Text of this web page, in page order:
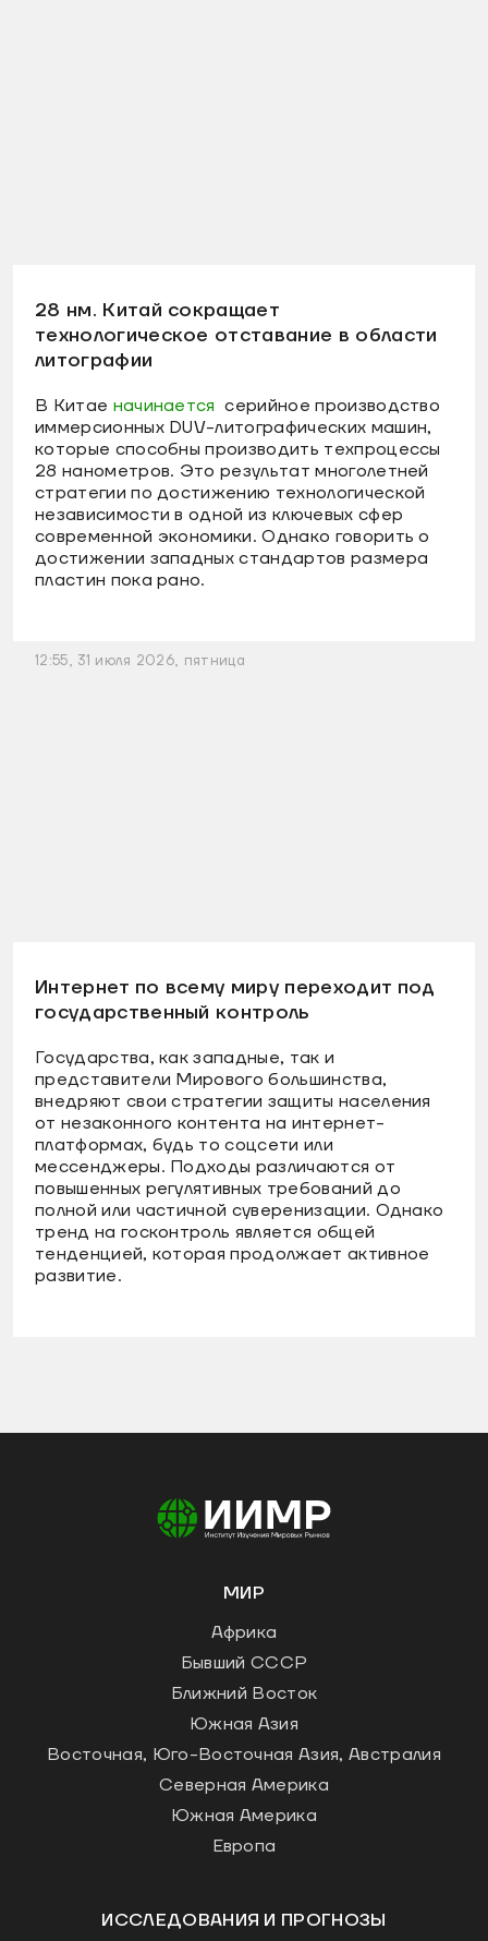
28 нм. Китай сокращает
технологическое отставание в области
литографии
В Китае начинается серийное производство
иммерсионных DUV-литографических машин,
которые способны производить техпроцессы
28 нанометров. Это результат многолетней
стратегии по достижению технологической
независимости в одной из ключевых сфер
современной экономики. Однако говорить о
достижении западных стандартов размера
пластин пока рано.
12:55, 31 июля 2026, пятница
Интернет по всему миру переходит под
государственный контроль
Государства, как западные, так и
представители Мирового большинства,
внедряют свои стратегии защиты населения
от незаконного контента на интернет-
платформах, будь то соцсети или
мессенджеры. Подходы различаются от
повышенных регулятивных требований до
полной или частичной суверенизации. Однако
тренд на госконтроль является общей
тенденцией, которая продолжает активное
развитие.
МИР
Африка
Бывший СССР
Ближний Восток
Южная Азия
Восточная, Юго-Восточная Азия, Австралия
Северная Америка
Южная Америка
Европа
ИССЛЕДОВАНИЯ И ПРОГНОЗЫ